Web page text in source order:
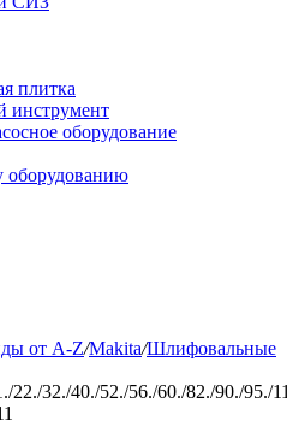
плитка
инструмент
оборудование
оборудованию
от A-Z/Makita/Шлифовальные
22./32./40./52./56./60./82./90./95./